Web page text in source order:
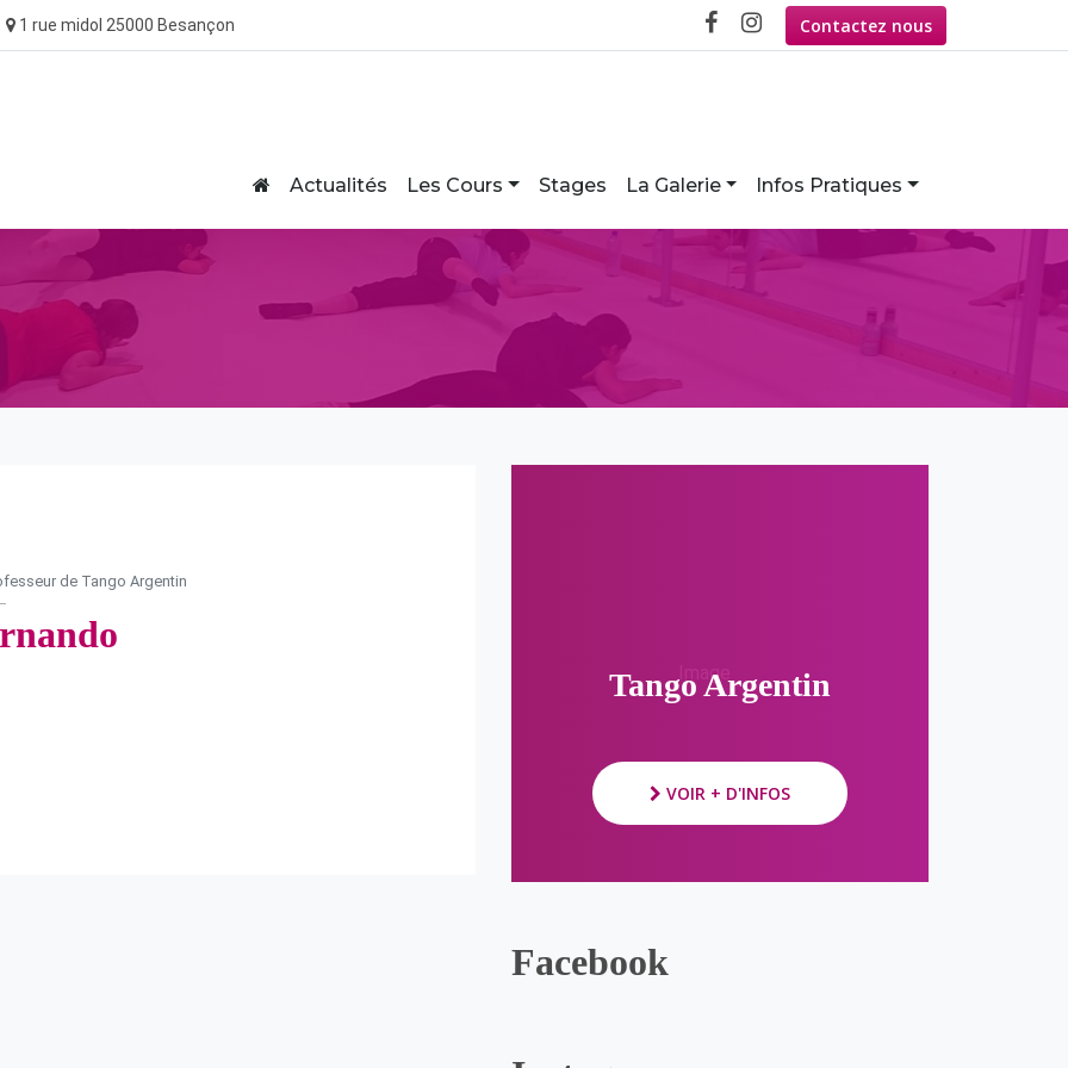
1 rue midol 25000 Besançon Contactez nous
Home
Actualités Les Cours Stages La Galerie Infos Pratiques
de Tango Argentin
Image
Tango Argentin
VOIR + D'INFOS
Facebook